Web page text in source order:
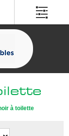
à toilette